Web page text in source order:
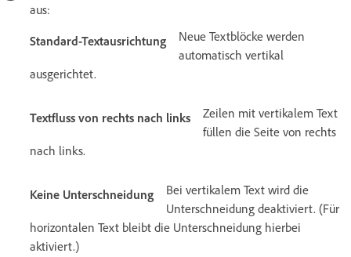
aus:
Standard-Textausrichtung
Neue Textblöcke werden
automatisch vertikal
ausgerichtet.
Textfluss von rechts nach links
Zeilen mit vertikalem Text
füllen die Seite von rechts
nach links.
Keine Unterschneidung
Bei vertikalem Text wird die
Unterschneidung deaktiviert. (Für
horizontalen Text bleibt die Unterschneidung hierbei
aktiviert.)